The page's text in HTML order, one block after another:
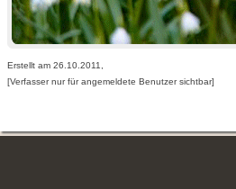
Erstellt am 26.10.2011,
[Verfasser nur für angemeldete Benutzer sichtbar]